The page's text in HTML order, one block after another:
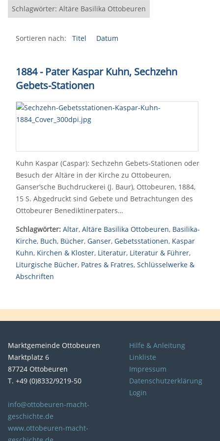
Schlagwörter: Altäre Basilika Ottobeuren
Sortieren nach: Titel Datum
1884 - Pater Kaspar Kuhn, Sechzehn
Gebets-Stationen
Kuhn Kaspar (Caspar): Sechzehn Gebets-Stationen oder
Besuch der Altäre in der Kirche zu Ottobeuren,
Ganser’sche Buchdruckerei (J. Baur), Ottobeuren, 1884,
15 S. Abgedruckt sind Gebete und Betrachtungen des
Ottobeurer Benediktinerpaters…
Schlagwörter: Altar, Altäre Basilika Ottobeuren, Basilika-
Kirche, Buch, Bücher, Ganser, Gebetsstationen, Kaspar
Kuhn, Kirchen & Kloster, Literatur, Literatur & Führer,
Liturgische Bücher, Patres & Fratres, Schlüsselwerke &
Abschriften
Marktgemeinde Ottobeuren
Marktplatz 6
87724 Ottobeuren
T. +49 (0)8332/9219-50
info@ottobeuren-macht-
geschichte.de
www.ottobeuren-macht-
Hilfe & Anleitung
Linkliste
Impressum
Datenschutzerklärung
Login